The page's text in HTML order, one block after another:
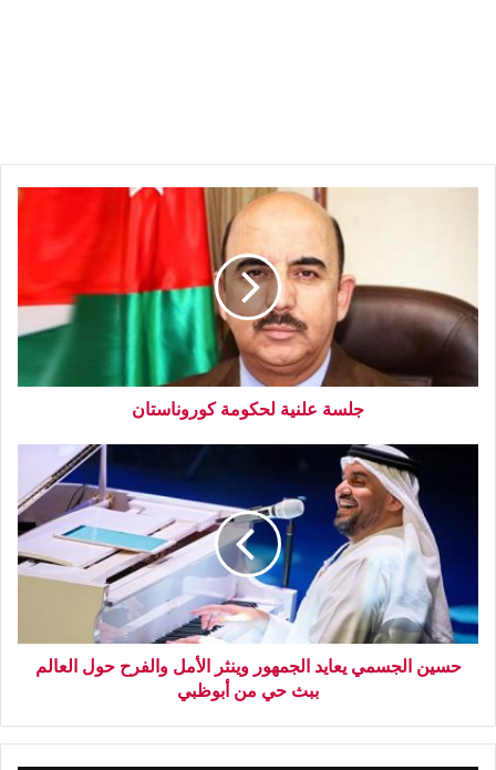
جلسة علنية لحكومة كوروناستان
حسين الجسمي يعايد الجمهور وينثر الأمل والفرح حول العالم
ببث حي من أبوظبي